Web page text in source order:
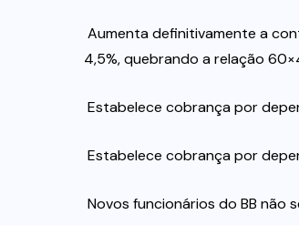
 Aumenta definitivamente a
4,5%, quebrando a relação
 Estabelece cobrança por
 Estabelece cobrança por
 Novos funcionários do BB